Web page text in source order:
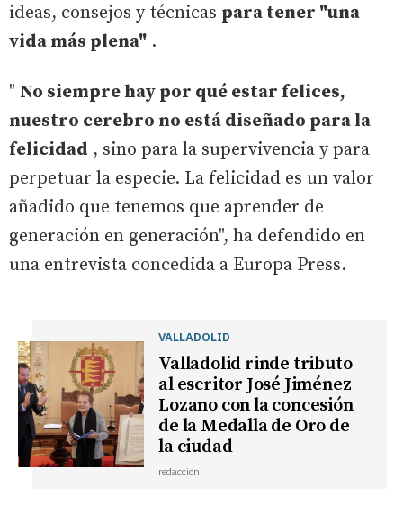
ideas, consejos y técnicas para tener "una
vida más plena" .
" No siempre hay por qué estar felices,
nuestro cerebro no está diseñado para la
felicidad , sino para la supervivencia y para
perpetuar la especie. La felicidad es un valor
añadido que tenemos que aprender de
generación en generación", ha defendido en
una entrevista concedida a Europa Press.
VALLADOLID
Valladolid rinde tributo
al escritor José Jiménez
Lozano con la concesión
de la Medalla de Oro de
la ciudad
redaccion